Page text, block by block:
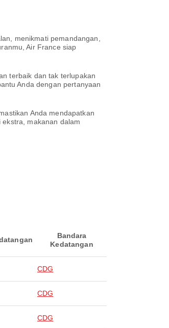
menikmati pemandangan,
Air France siap
terbaik dan tak terlupakan
Anda dengan pertanyaan
Anda mendapatkan
makanan dalam
Bandara
Kedatangan
CDG
CDG
CDG